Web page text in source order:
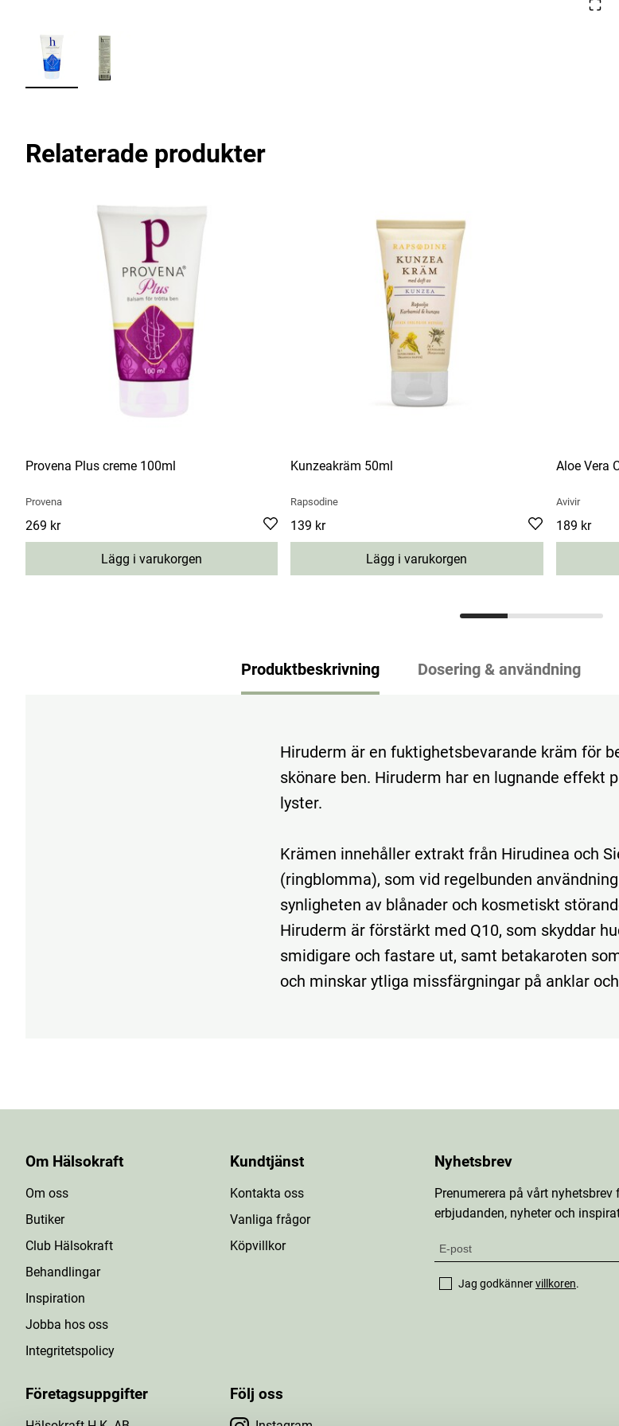
Relaterade produkter
Provena Plus creme 100ml
Provena
Pris :269 kr
269 kr
Lägg i varukorgen
Kunzeakräm 50ml
Rapsodine
Pris :139 kr
139 kr
Lägg i varukorgen
Aloe Vera
Avivir
Pris :189 kr
189 kr
Produktbeskrivning Dosering & användning
Hiruderm är en fuktighetsbevarande kräm för
skönare ben. Hiruderm har en lugnande effekt
lyster.
Krämen innehåller extrakt från Hirudinea och
(ringblomma), som vid regelbunden
synligheten av blånader och kosmetiskt
Hiruderm är förstärkt med Q10, som skyddar
smidigare och fastare ut, samt betakaroten
och minskar ytliga missfärgningar på anklar
Om Hälsokraft
Om oss
Butiker
Club Hälsokraft
Behandlingar
Inspiration
Jobba hos oss
Integritetspolicy
Kundtjänst
Kontakta oss
Vanliga frågor
Köpvillkor
Företagsuppgifter Följ oss
Nyhetsbrev
Prenumerera på vårt nyhetsbrev
erbjudanden, nyheter och
Jag godkännervillkoren.